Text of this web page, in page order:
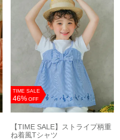
TIME SALE
46% OFF
【TIME SALE】ストライプ柄重
ね着風Tシャツ